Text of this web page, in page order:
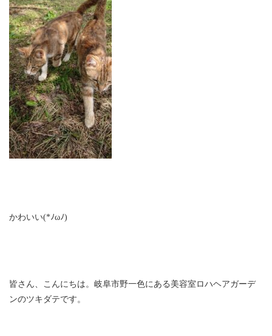
かわいい(*ﾉωﾉ)
皆さん、こんにちは。岐阜市野一色にある美容室ロハヘアガーデ
ンのツキダテです。